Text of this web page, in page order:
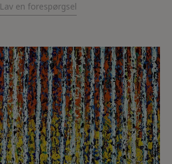
Lav en forespørgsel